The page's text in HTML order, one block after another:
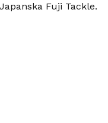
Fuji Tackle.